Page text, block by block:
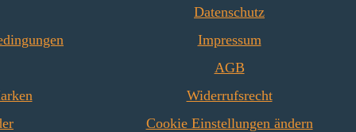
Datenschutz
Impressum
AGB
Widerrufsrecht
Cookie Einstellungen ändern